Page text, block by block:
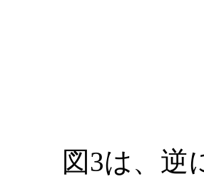
図3は、逆